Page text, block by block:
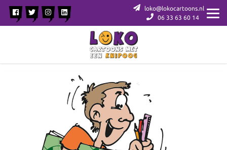
loko@lokocartoons.nl
06 33 63 60 14